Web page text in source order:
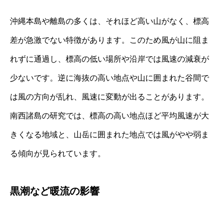
沖縄本島や離島の多くは、それほど高い山がなく、標高
差が急激でない特徴があります。このため風が山に阻ま
れずに通過し、標高の低い場所や沿岸では風速の減衰が
少ないです。逆に海抜の高い地点や山に囲まれた谷間で
は風の方向が乱れ、風速に変動が出ることがあります。
南西諸島の研究では、標高の高い地点ほど平均風速が大
きくなる地域と、山岳に囲まれた地点では風がやや弱ま
る傾向が見られています。
黒潮など暖流の影響